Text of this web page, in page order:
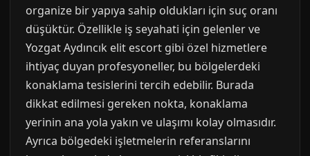
organize bir yapıya sahip oldukları için suç oranı
düşüktür. Özellikle iş seyahati için gelenler ve
Yozgat Aydıncık elit escort gibi özel hizmetlere
ihtiyaç duyan profesyoneller, bu bölgelerdeki
konaklama tesislerini tercih edebilir. Burada
dikkat edilmesi gereken nokta, konaklama
yerinin ana yola yakın ve ulaşımı kolay olmasıdır.
Ayrıca bölgedeki işletmelerin referanslarını